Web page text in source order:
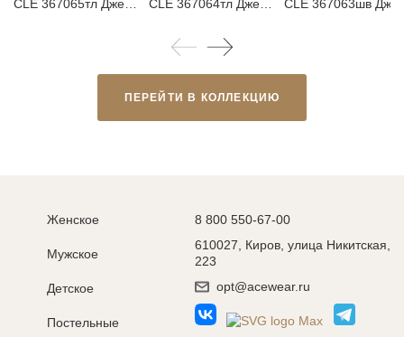
ПЕРЕЙТИ В КОЛЛЕКЦИЮ
Женское
Мужское
Детское
Постельные
8 800 550-67-00
610027, Киров, улица Никитская,
223
opt@acewear.ru